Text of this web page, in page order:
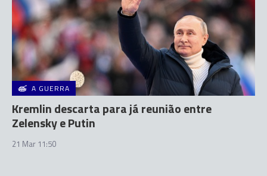
A GUERRA
Kremlin descarta para já reunião entre
Zelensky e Putin
21 Mar 11:50